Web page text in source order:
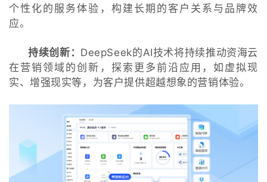
个性化的服务体验，构建长期的客户关系与品牌效
应。
持续创新 ： DeepSeek的AI技术将持续推动资海云
在营销领域的创新，探索更多前沿应用，如虚拟现
实、增强现实等，为客户提供超越想象的营销体验。